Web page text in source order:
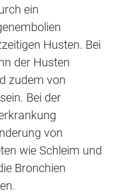
ein
Husten. Bei
der Husten
zudem von
Bei der
von
wie Schleim und
Bronchien